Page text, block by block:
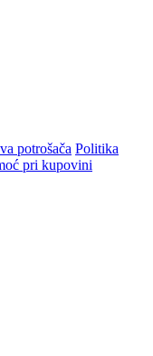
potrošača Politika
pri kupovini